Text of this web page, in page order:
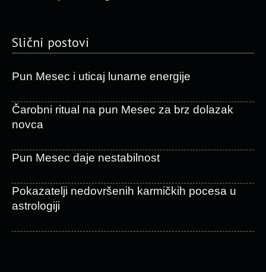
Slični postovi
Pun Mesec i uticaj lunarne energije
Čarobni ritual na pun Mesec za brz dolazak
novca
Pun Mesec daje nestabilnost
Pokazatelji nedovršenih karmičkih pocesa u
astrologiji